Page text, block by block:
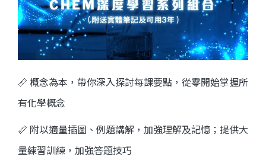
📏 概念為本，帶你深入探討每課要點 ，從零開始掌握所
有化學概念
📏 附以適量插圖、例題講解，加強理解及記憶；提供大
量練習訓練，加強答題技巧